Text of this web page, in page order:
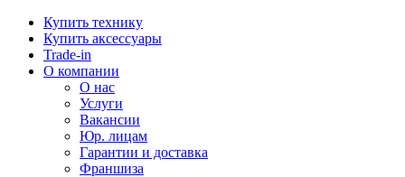
Купить технику
Купить аксессуары
Trade-in
О компании
О нас
Услуги
Вакансии
Юр. лицам
Гарантии и доставка
Франшиза